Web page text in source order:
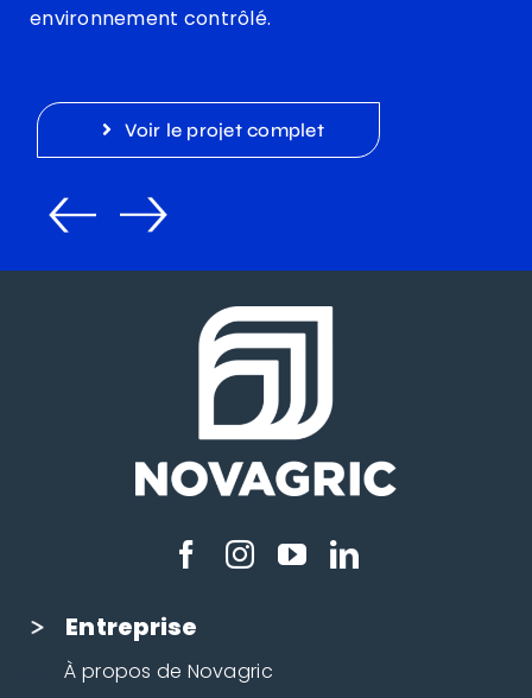
environnement contrôlé.
Voir le projet complet
Entreprise
À propos de Novagric